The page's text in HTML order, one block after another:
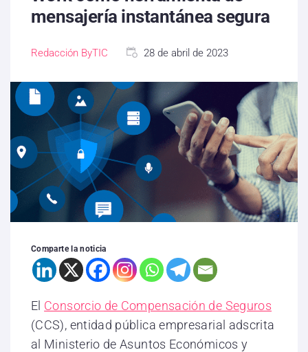
mensajería instantánea segura
Redacción ByTIC 28 de abril de 2023
Comparte la noticia
El Consorcio de Compensación de Seguros
(CCS), entidad pública empresarial adscrita
al Ministerio de Asuntos Económicos y